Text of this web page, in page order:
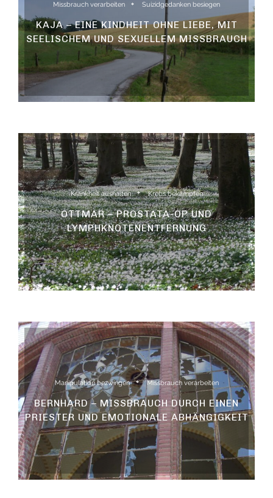
Missbrauch verarbeiten Suizidgedanken besiegen
KAJA – EINE KINDHEIT OHNE LIEBE, MIT
SEELISCHEM UND SEXUELLEM MISSBRAUCH
Krankheit aushalten Krebs bekämpfen
OTTMAR – PROSTATA-OP UND
LYMPHKNOTENENTFERNUNG
Manipulation bezwingen Missbrauch verarbeiten
BERNHARD – MISSBRAUCH DURCH EINEN
PRIESTER UND EMOTIONALE ABHÄNGIGKEIT